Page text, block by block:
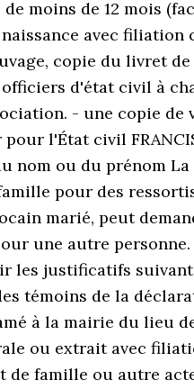
moins de 12 mois
avec
copie du livret
d'état civil à
- une copie
l'État civil
ou du prénom
pour des
marié, peut
une autre
les justificatifs
témoins de la
à la mairie du lieu
ou extrait avec
famille ou autre